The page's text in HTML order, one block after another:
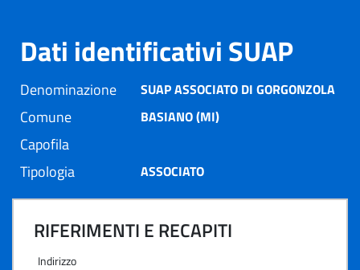
Dati identificativi SUAP
Denominazione SUAP ASSOCIATO DI GORGONZOLA
Comune BASIANO (MI)
Capofila
Tipologia
ASSOCIATO
RIFERIMENTI E RECAPITI
Indirizzo